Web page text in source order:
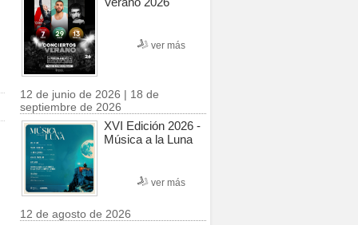
ver más
12 de junio de 2026 | 18 de
septiembre de 2026
XVI Edición 2026 -
Música a la Luna
ver más
12 de agosto de 2026